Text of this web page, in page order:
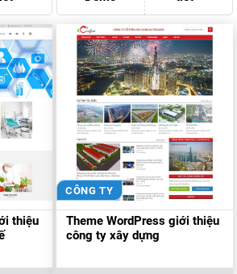
thiệu
CÔNG TY
Theme WordPress giới thiệu
công ty xây dựng